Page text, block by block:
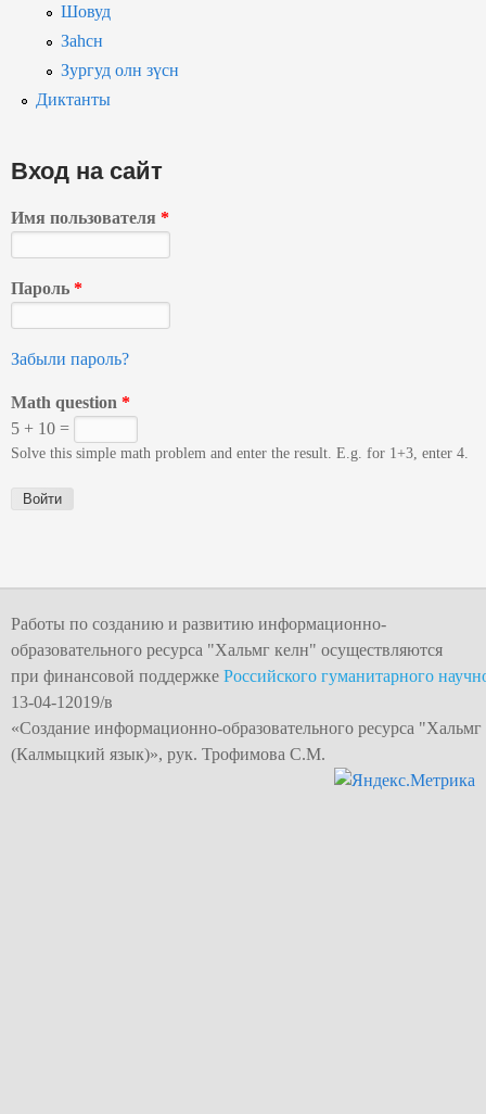
Шовуд
Заһсн
Зургуд олн зүсн
Диктанты
Вход на сайт
Имя пользователя *
Пароль *
Забыли пароль?
Math question *
5 + 10 =
Solve this simple math problem and enter the result. E.g. for 1+3, enter 4.
Работы по созданию и развитию информационно-
образовательного ресурса "Хальмг келн" осуществляются
при финансовой поддержке Российского гуманитарного
13-04-12019/в
«Создание информационно-образовательного ресурса
(Калмыцкий язык)», рук. Трофимова С.М.